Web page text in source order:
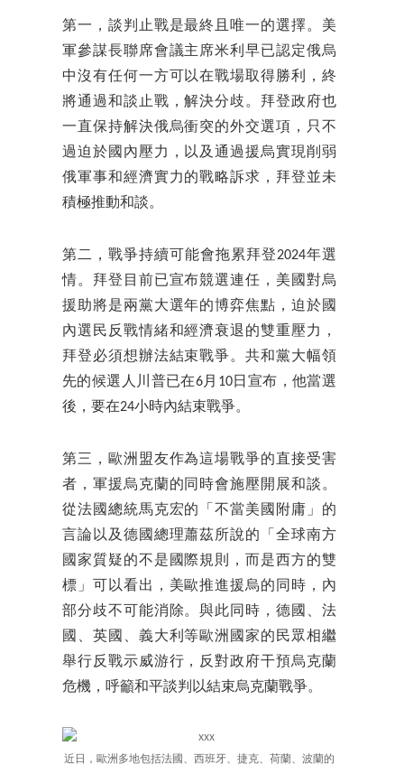
第一，談判止戰是最終且唯一的選擇。美
軍參謀長聯席會議主席米利早已認定俄烏
中沒有任何一方可以在戰場取得勝利，終
將通過和談止戰，解決分歧。拜登政府也
一直保持解決俄烏衝突的外交選項，只不
過迫於國內壓力，以及通過援烏實現削弱
俄軍事和經濟實力的戰略訴求，拜登並未
積極推動和談。
第二，戰爭持續可能會拖累拜登2024年選
情。拜登目前已宣布競選連任，美國對烏
援助將是兩黨大選年的博弈焦點，迫於國
內選民反戰情緒和經濟衰退的雙重壓力，
拜登必須想辦法結束戰爭。共和黨大幅領
先的候選人川普已在6月10日宣布，他當選
後，要在24小時內結束戰爭。
第三，歐洲盟友作為這場戰爭的直接受害
者，軍援烏克蘭的同時會施壓開展和談。
從法國總統馬克宏的「不當美國附庸」的
言論以及德國總理蕭茲所說的「全球南方
國家質疑的不是國際規則，而是西方的雙
標」可以看出，美歐推進援烏的同時，內
部分歧不可能消除。與此同時，德國、法
國、英國、義大利等歐洲國家的民眾相繼
舉行反戰示威游行，反對政府干預烏克蘭
危機，呼籲和平談判以結束烏克蘭戰爭。
近日，歐洲多地包括法國、西班牙、捷克、荷蘭、波蘭的